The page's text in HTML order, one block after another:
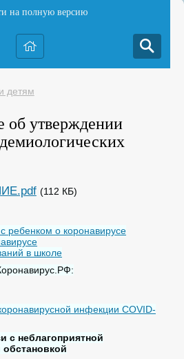
на полную версию
детям
об утверждении
(112 КБ)
с ребенком о коронавирусе
в школе
инфекции COVID-
с неблагоприятной